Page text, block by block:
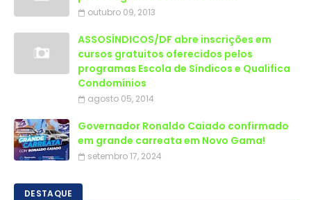
outubro 09, 2013
ASSOSÍNDICOS/DF abre inscrições em
cursos gratuitos oferecidos pelos
programas Escola de Síndicos e Qualifica
Condomínios
agosto 05, 2014
Governador Ronaldo Caiado confirmado
em grande carreata em Novo Gama!
setembro 17, 2024
DESTAQUE